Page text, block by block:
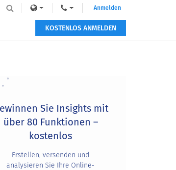
Anmelden
KOSTENLOS ANMELDEN
Sie Insights mit
über 80 Funktionen –
kostenlos
Erstellen, versenden und
analysieren Sie Ihre Online-